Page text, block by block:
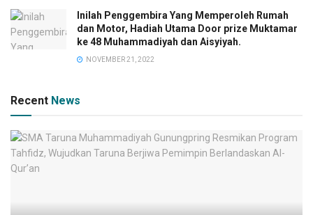
Inilah Penggembira Yang Memperoleh Rumah
dan Motor, Hadiah Utama Door prize Muktamar
ke 48 Muhammadiyah dan Aisyiyah.
NOVEMBER 21, 2022
Recent News